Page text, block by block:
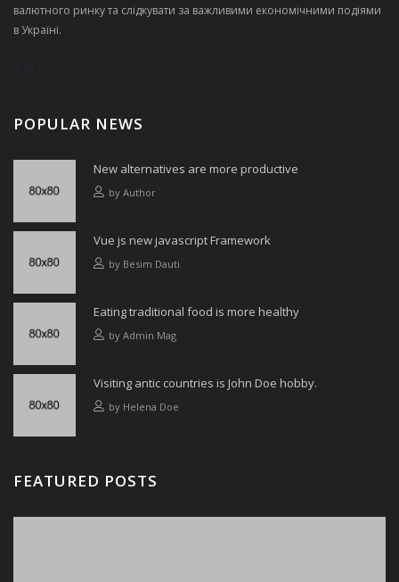
валютного ринку та слідкувати за важливими економічними подіями
в Україні.
POPULAR NEWS
New alternatives are more productive
by Author
Vue js new javascript Framework
by Besim Dauti
Eating traditional food is more healthy
by Admin Mag
Visiting antic countries is John Doe hobby.
by Helena Doe
FEATURED POSTS